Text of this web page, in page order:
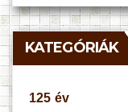
KATEGÓRIÁK
125 év